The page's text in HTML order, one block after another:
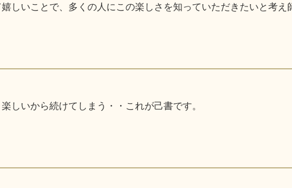
しいことで、多くの人にこの楽しさを知っていただきたいと考え
しいから続けてしまう・・これが己書です。